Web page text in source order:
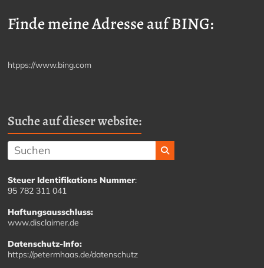
Finde meine Adresse auf BING:
htpps://www.bing.com
Suche auf dieser website:
Steuer Identifikations Nummer:
95 782 311 041
Haftungsausschluss:
www.disclaimer.de
Datenschutz-Info:
https://petermhaas.de/datenschutz